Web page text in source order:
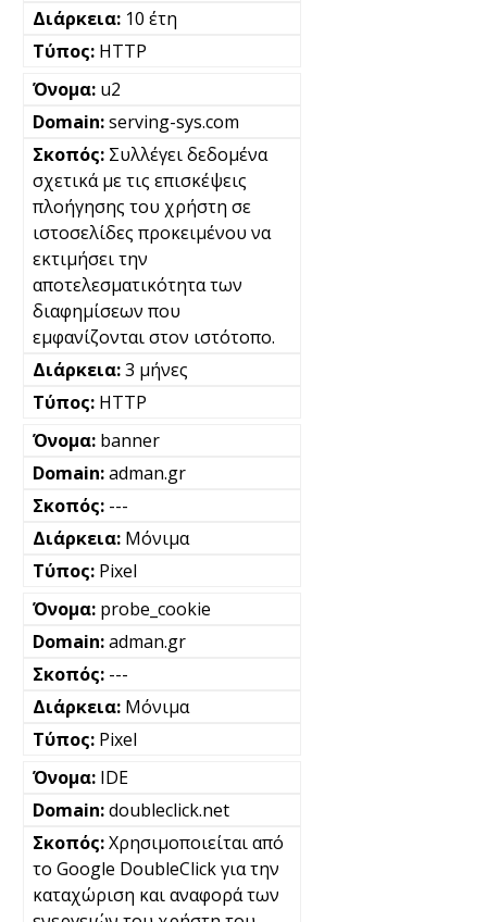
10 έτη
HTTP
u2
serving-sys.com
Συλλέγει δεδομένα
σχετικά με τις επισκέψεις
πλοήγησης του χρήστη σε
ιστοσελίδες προκειμένου να
εκτιμήσει την
αποτελεσματικότητα των
διαφημίσεων που
εμφανίζονται στον ιστότοπο.
3 μήνες
HTTP
banner
adman.gr
---
Μόνιμα
Pixel
probe_cookie
adman.gr
---
Μόνιμα
Pixel
IDE
doubleclick.net
Χρησιμοποιείται από
το Google DoubleClick για την
καταχώριση και αναφορά των